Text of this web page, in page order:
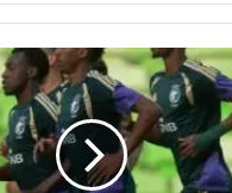
الوي
ب